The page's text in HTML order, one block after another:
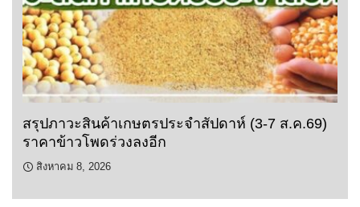
สรุปภาวะสินค้าเกษตรประจำสัปดาห์ (3-7 ส.ค.69)
ราคาข้าวโพดร่วงลงอีก
สิงหาคม 8, 2026